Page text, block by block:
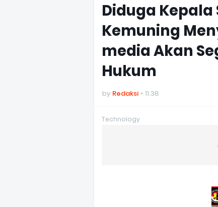
Diduga Kepala
Kemuning
media Akan
Hukum
by Redaksi 11.38
Technology